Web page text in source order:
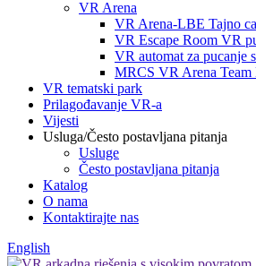
VR Arena
VR Arena-LBE Tajno
VR Escape Room VR
VR automat za pucanje
MRCS VR Arena Team
VR tematski park
Prilagođavanje VR-a
Vijesti
Usluga/Često postavljana pitanja
Usluge
Često postavljana pitanja
Katalog
O nama
Kontaktirajte nas
English